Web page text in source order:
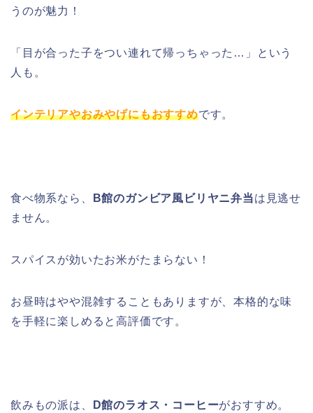
うのが魅力！
「目が合った子をつい連れて帰っちゃった…」という
人も。
インテリアやおみやげにもおすすめです。
食べ物系なら、 B館のガンビア風ビリヤニ弁当は見逃せ
ません。
スパイスが効いたお米がたまらない！
お昼時はやや混雑することもありますが、本格的な味
を手軽に楽しめると高評価です。
飲みもの派は、 D館のラオス・コーヒーがおすすめ。